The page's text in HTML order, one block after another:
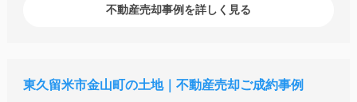
不動産売却事例を詳しく見る
東久留米市金山町の土地｜不動産売却ご成約事例